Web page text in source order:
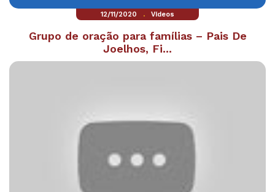
12/11/2020 . Vídeos
Grupo de oração para famílias – Pais De
Joelhos, Fi...